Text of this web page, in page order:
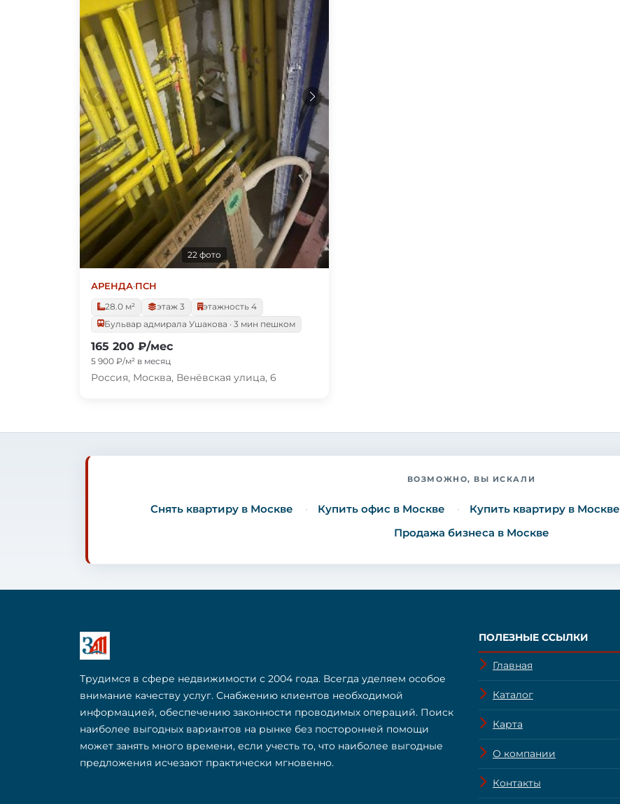
22 фото
АРЕНДА·ПСН
28.0 м²
этаж 3
этажность 4
Бульвар адмирала Ушакова · 3 мин пешком
165 200 ₽/мес
5 900 ₽/м² в месяц
Россия, Москва, Венёвская улица, 6
ВОЗМОЖНО, ВЫ ИСКАЛИ
Снять квартиру в Москве Купить офис в Москве Купить квартиру в Москве
Продажа бизнеса в Москве
Трудимся в сфере недвижимости с 2004 года. Всегда уделяем особое
внимание качеству услуг. Снабжению клиентов необходимой
информацией, обеспечению законности проводимых операций. Поиск
наиболее выгодных вариантов на рынке без посторонней помощи
может занять много времени, если учесть то, что наиболее выгодные
предложения исчезают практически мгновенно.
ПОЛЕЗНЫЕ ССЫЛКИ
Главная
Каталог
Карта
О компании
Контакты